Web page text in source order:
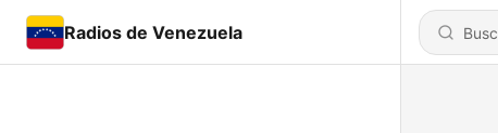
Radios de Venezuela